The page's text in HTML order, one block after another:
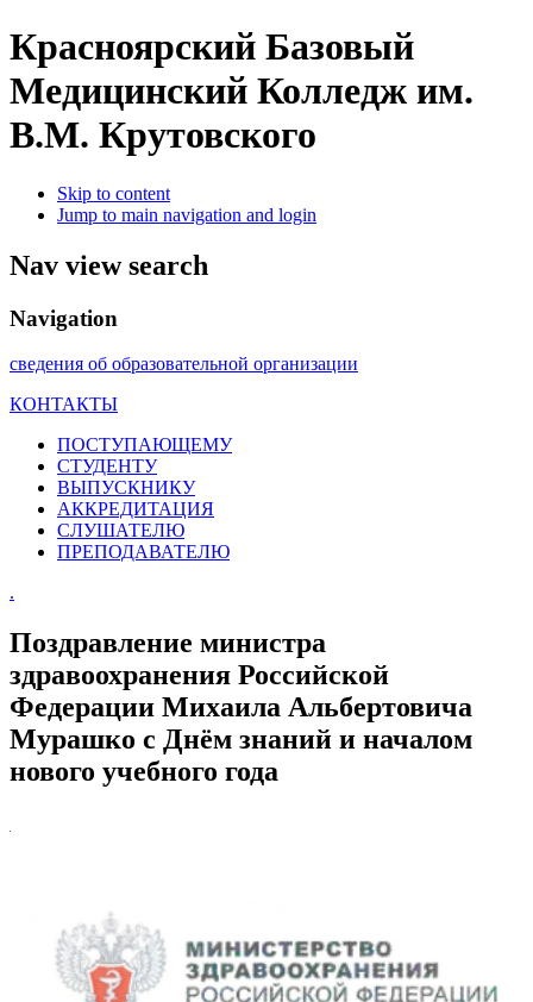
Красноярский Базовый
Медицинский Колледж им.
В.М. Крутовского
Skip to content
Jump to main navigation and login
Nav view search
Navigation
сведения об образовательной организации
КОНТАКТЫ
ПОСТУПАЮЩЕМУ
СТУДЕНТУ
ВЫПУСКНИКУ
АККРЕДИТАЦИЯ
СЛУШАТЕЛЮ
ПРЕПОДАВАТЕЛЮ
.
Поздравление министра
здравоохранения Российской
Федерации Михаила Альбертовича
Мурашко с Днём знаний и началом
нового учебного года